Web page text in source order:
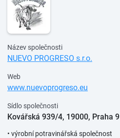
Název společnosti
NUEVO PROGRESO s.r.o.
Web
www.nuevoprogreso.eu
Sídlo společnosti
Kovářská 939/4, 19000, Praha 9
• výrobní potravinářská společnost